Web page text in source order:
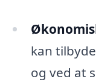
kan
og ved at